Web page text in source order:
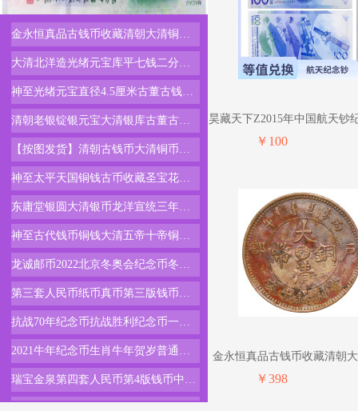
￥100
昊藏天下Z2015年中国航天钞
￥398
金永恒真品古钱币收藏清朝
铜元户部
金永恒真品古钱币收藏清朝大清铜币铜元户部丙午当制钱十文光绪年造鄂
大清北洋造光绪元宝库平七钱二分金币硬币评级币清朝金币评级金币
神至光绪元宝直径4.5厘米古董古钱币老物件旧物大清铜币铜元银币铜币4.5cm一枚
清朝老银锭银元宝大清银库古董古玩古老银币足银碎银东昌造中号足银一枚重125克
【按图发货】清朝古钱币大清铜币铜元真品收藏品阳淮九焰短云龙（003）
神至太平天国铜钱古币收藏圣宝花钱厌胜钱十二生肖花钱大清母钱
东庸堂银圆大清银币龙洋宣统三年曲须龙银元古董古玩工艺古钱币大洋1枚价格
神至古代钱币铜钱大清五帝十帝铜币咸丰元宝当千雕花稀有花钱SN0926红色
龙诚邮币2022北京冬奥会纪念币冬季运动会流通纪念币硬币钱币纯色单枚（冰上运动）送圆盒
第三套人民币纸币真币第三版钱币收藏1972年5角五角伍角纺织单张
抗战70年纪念币抗战胜利纪念币一元硬币收藏带保护盒银行原卷单枚
2021牛年纪念币生肖牛年贺岁普通纪念币单枚全款
瑞宝金泉第四套人民币第4版钱币中国四版老钱大小全套纪念册全新1980年贰圆802二元两块单张